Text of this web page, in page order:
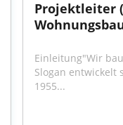
Projektleiter
Einleitung"Wir
Slogan entwickelt
1955...